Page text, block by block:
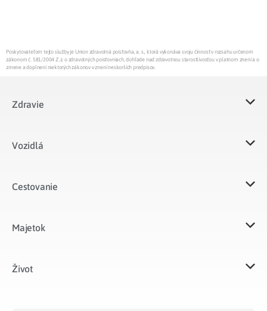
Poskytovateľom tejto služby je Union zdravotná poisťovňa, a. s., ktorá vykonáva svoju činnosť v rozsahu určenom
zákonom č. 581/2004 Z.z. o zdravotných poisťovniach, dohľade nad zdravotnou starostlivosťou v platnom znení a o
zmene a doplnení niektorých zákonov v znení neskorších predpisov.
Zdravie
Vozidlá​
Cestovanie
Majetok​
Život​